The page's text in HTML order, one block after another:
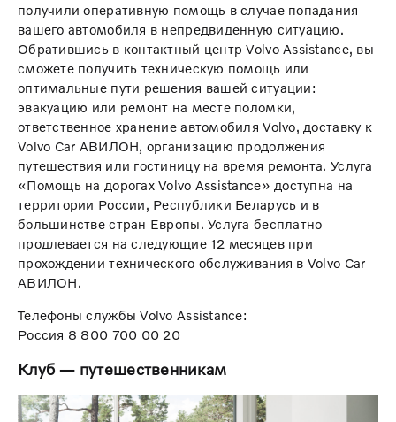
получили оперативную помощь в случае попадания
вашего автомобиля в непредвиденную ситуацию.
Обратившись в контактный центр Volvo Assistance, вы
сможете получить техническую помощь или
оптимальные пути решения вашей ситуации:
эвакуацию или ремонт на месте поломки,
ответственное хранение автомобиля Volvo, доставку к
Volvo Car АВИЛОН, организацию продолжения
путешествия или гостиницу на время ремонта. Услуга
«Помощь на дорогах Volvo Assistance» доступна на
территории России, Республики Беларусь и в
большинстве стран Европы. Услуга бесплатно
продлевается на следующие 12 месяцев при
прохождении технического обслуживания в Volvo Car
АВИЛОН.
Телефоны службы Volvo Assistance:
Россия 8 800 700 00 20
Клуб — путешественникам